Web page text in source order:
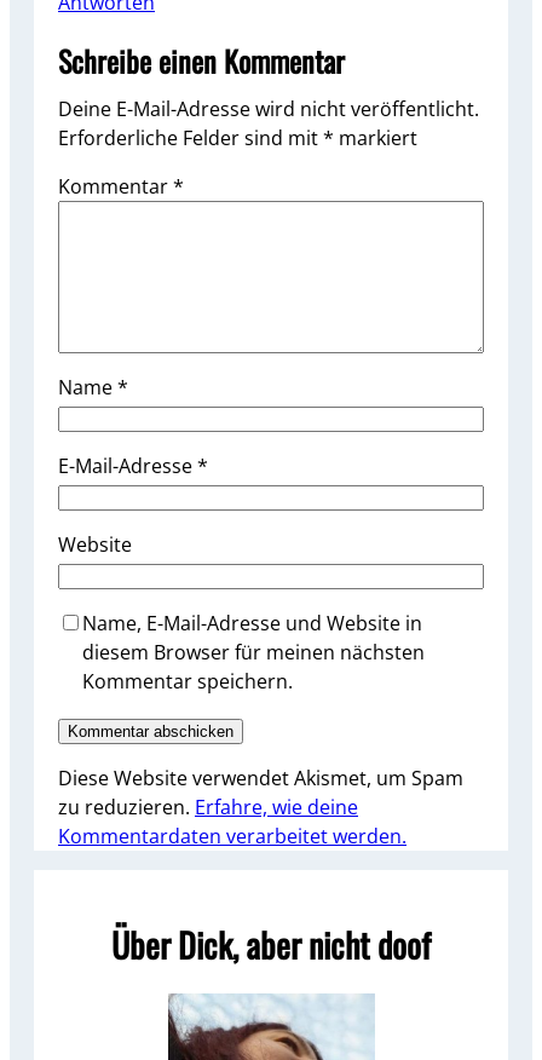
Schreibe einen Kommentar
Deine E-Mail-Adresse wird nicht veröffentlicht.
Erforderliche Felder sind mit* markiert
Kommentar*
Name*
E-Mail-Adresse*
Website
Name, E-Mail-Adresse und Website in
diesem Browser für meinen nächsten
Kommentar speichern.
Diese Website verwendet Akismet, um Spam
zu reduzieren. Erfahre, wie deine
Kommentardaten verarbeitet werden.
Über Dick, aber nicht doof